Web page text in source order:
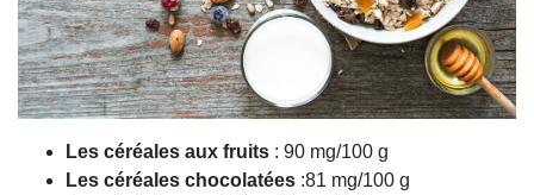
Les céréales aux fruits : 90 mg/100 g
Les céréales chocolatées :81 mg/100 g